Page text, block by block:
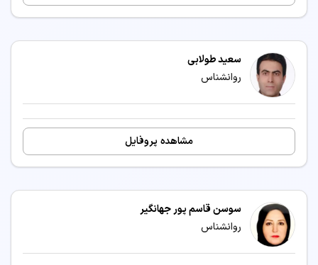
سعید طولابی
روانشناس
مشاهده پروفایل
سوسن قاسم پور جهانگیر
روانشناس